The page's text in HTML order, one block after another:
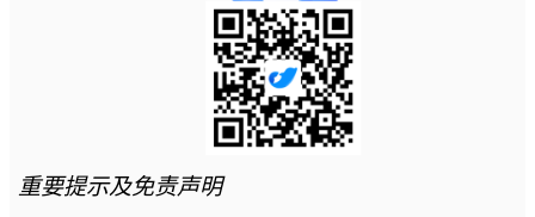
重要提示及免责声明